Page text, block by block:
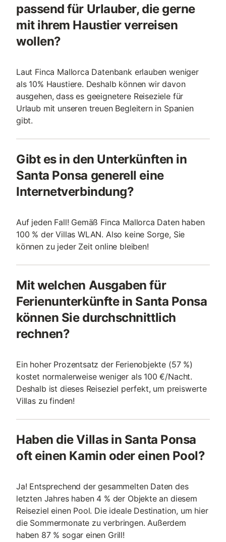
passend für Urlauber, die gerne
mit ihrem Haustier verreisen
wollen?
Laut Finca Mallorca Datenbank erlauben weniger
als 10% Haustiere. Deshalb können wir davon
ausgehen, dass es geeignetere Reiseziele für
Urlaub mit unseren treuen Begleitern in Spanien
gibt.
Gibt es in den Unterkünften in
Santa Ponsa generell eine
Internetverbindung?
Auf jeden Fall! Gemäß Finca Mallorca Daten haben
100 % der Villas WLAN. Also keine Sorge, Sie
können zu jeder Zeit online bleiben!
Mit welchen Ausgaben für
Ferienunterkünfte in Santa Ponsa
können Sie durchschnittlich
rechnen?
Ein hoher Prozentsatz der Ferienobjekte (57 %)
kostet normalerweise weniger als 100 €/Nacht.
Deshalb ist dieses Reiseziel perfekt, um preiswerte
Villas zu finden!
Haben die Villas in Santa Ponsa
oft einen Kamin oder einen Pool?
Ja! Entsprechend der gesammelten Daten des
letzten Jahres haben 4 % der Objekte an diesem
Reiseziel einen Pool. Die ideale Destination, um hier
die Sommermonate zu verbringen. Außerdem
haben 87 % sogar einen Grill!